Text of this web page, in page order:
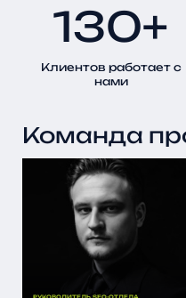
130+
Клиентов работает с
нами
Команда
РУКОВОДИТЕЛЬ SEO-ОТДЕЛА